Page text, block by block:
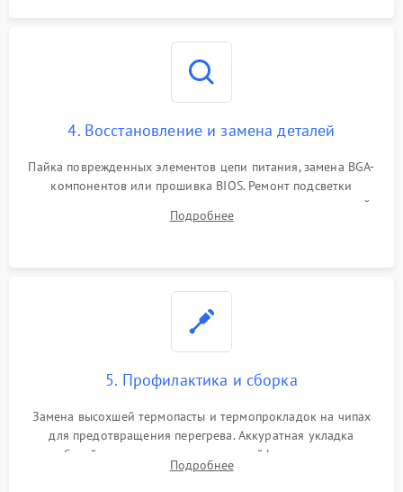
4. Восстановление и замена деталей
Пайка поврежденных элементов цепи питания, замена BGA-
компонентов или прошивка BIOS. Ремонт подсветки
матрицы, замена неисправного накопителя на скоростной
SSD или установка новых модулей памяти.
Подробнее
5. Профилактика и сборка
Замена высохшей термопасты и термопрокладок на чипах
для предотвращения перегрева. Аккуратная укладка
кабелей, подключение хрупких шлейфов матрицы и
надежная фиксация всех элементов внутри корпуса
Подробнее